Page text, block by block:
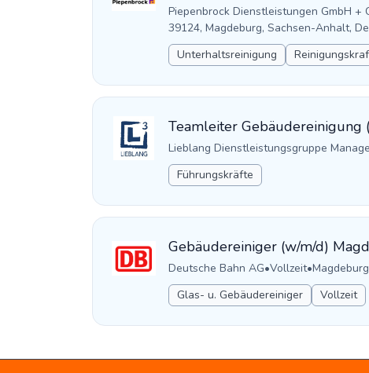
Piepenbrock Dienstleistungen GmbH +
39124, Magdeburg, Sachsen-Anhalt,
Unterhaltsreinigung
Teamleiter Gebäudereinigung
Lieblang Dienstleistungsgruppe
Führungskräfte
Gebäudereiniger (w/m/d)
Deutsche Bahn AG•Vollzeit•
Glas- u. Gebäudereiniger
Vollzeit